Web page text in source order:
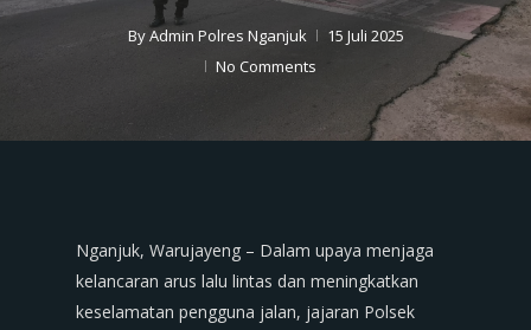
ByAdmin Polres Nganjuk
15 Juli 2025
No Comments
Nganjuk, Warujayeng – Dalam upaya menjaga
kelancaran arus lalu lintas dan meningkatkan
keselamatan pengguna jalan, jajaran Polsek